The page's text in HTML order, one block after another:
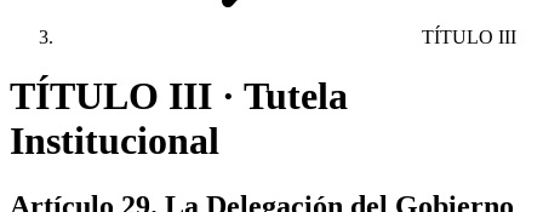
TÍTULO III
TÍTULO III · Tutela
Institucional